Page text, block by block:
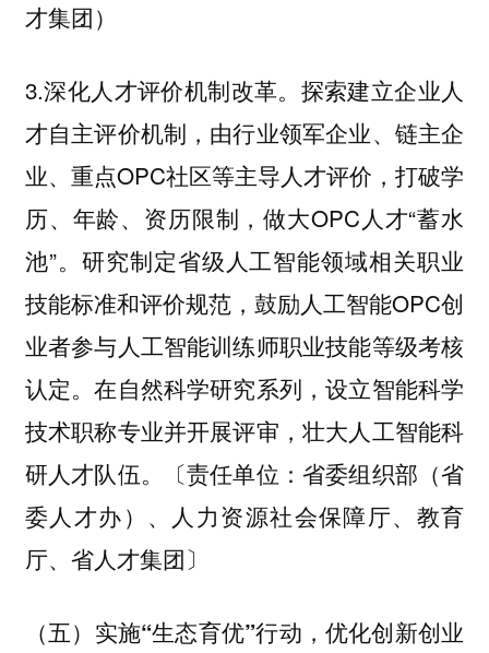
才集团）
3.深化人才评价机制改革。探索建立企业人
才自主评价机制，由行业领军企业、链主企
业、重点OPC社区等主导人才评价，打破学
历、年龄、资历限制，做大OPC人才“蓄水
池”。研究制定省级人工智能领域相关职业
技能标准和评价规范，鼓励人工智能OPC创
业者参与人工智能训练师职业技能等级考核
认定。在自然科学研究系列，设立智能科学
技术职称专业并开展评审，壮大人工智能科
研人才队伍。〔责任单位：省委组织部（省
委人才办）、人力资源社会保障厅、教育
厅、省人才集团〕
（五）实施“生态育优”行动，优化创新创业